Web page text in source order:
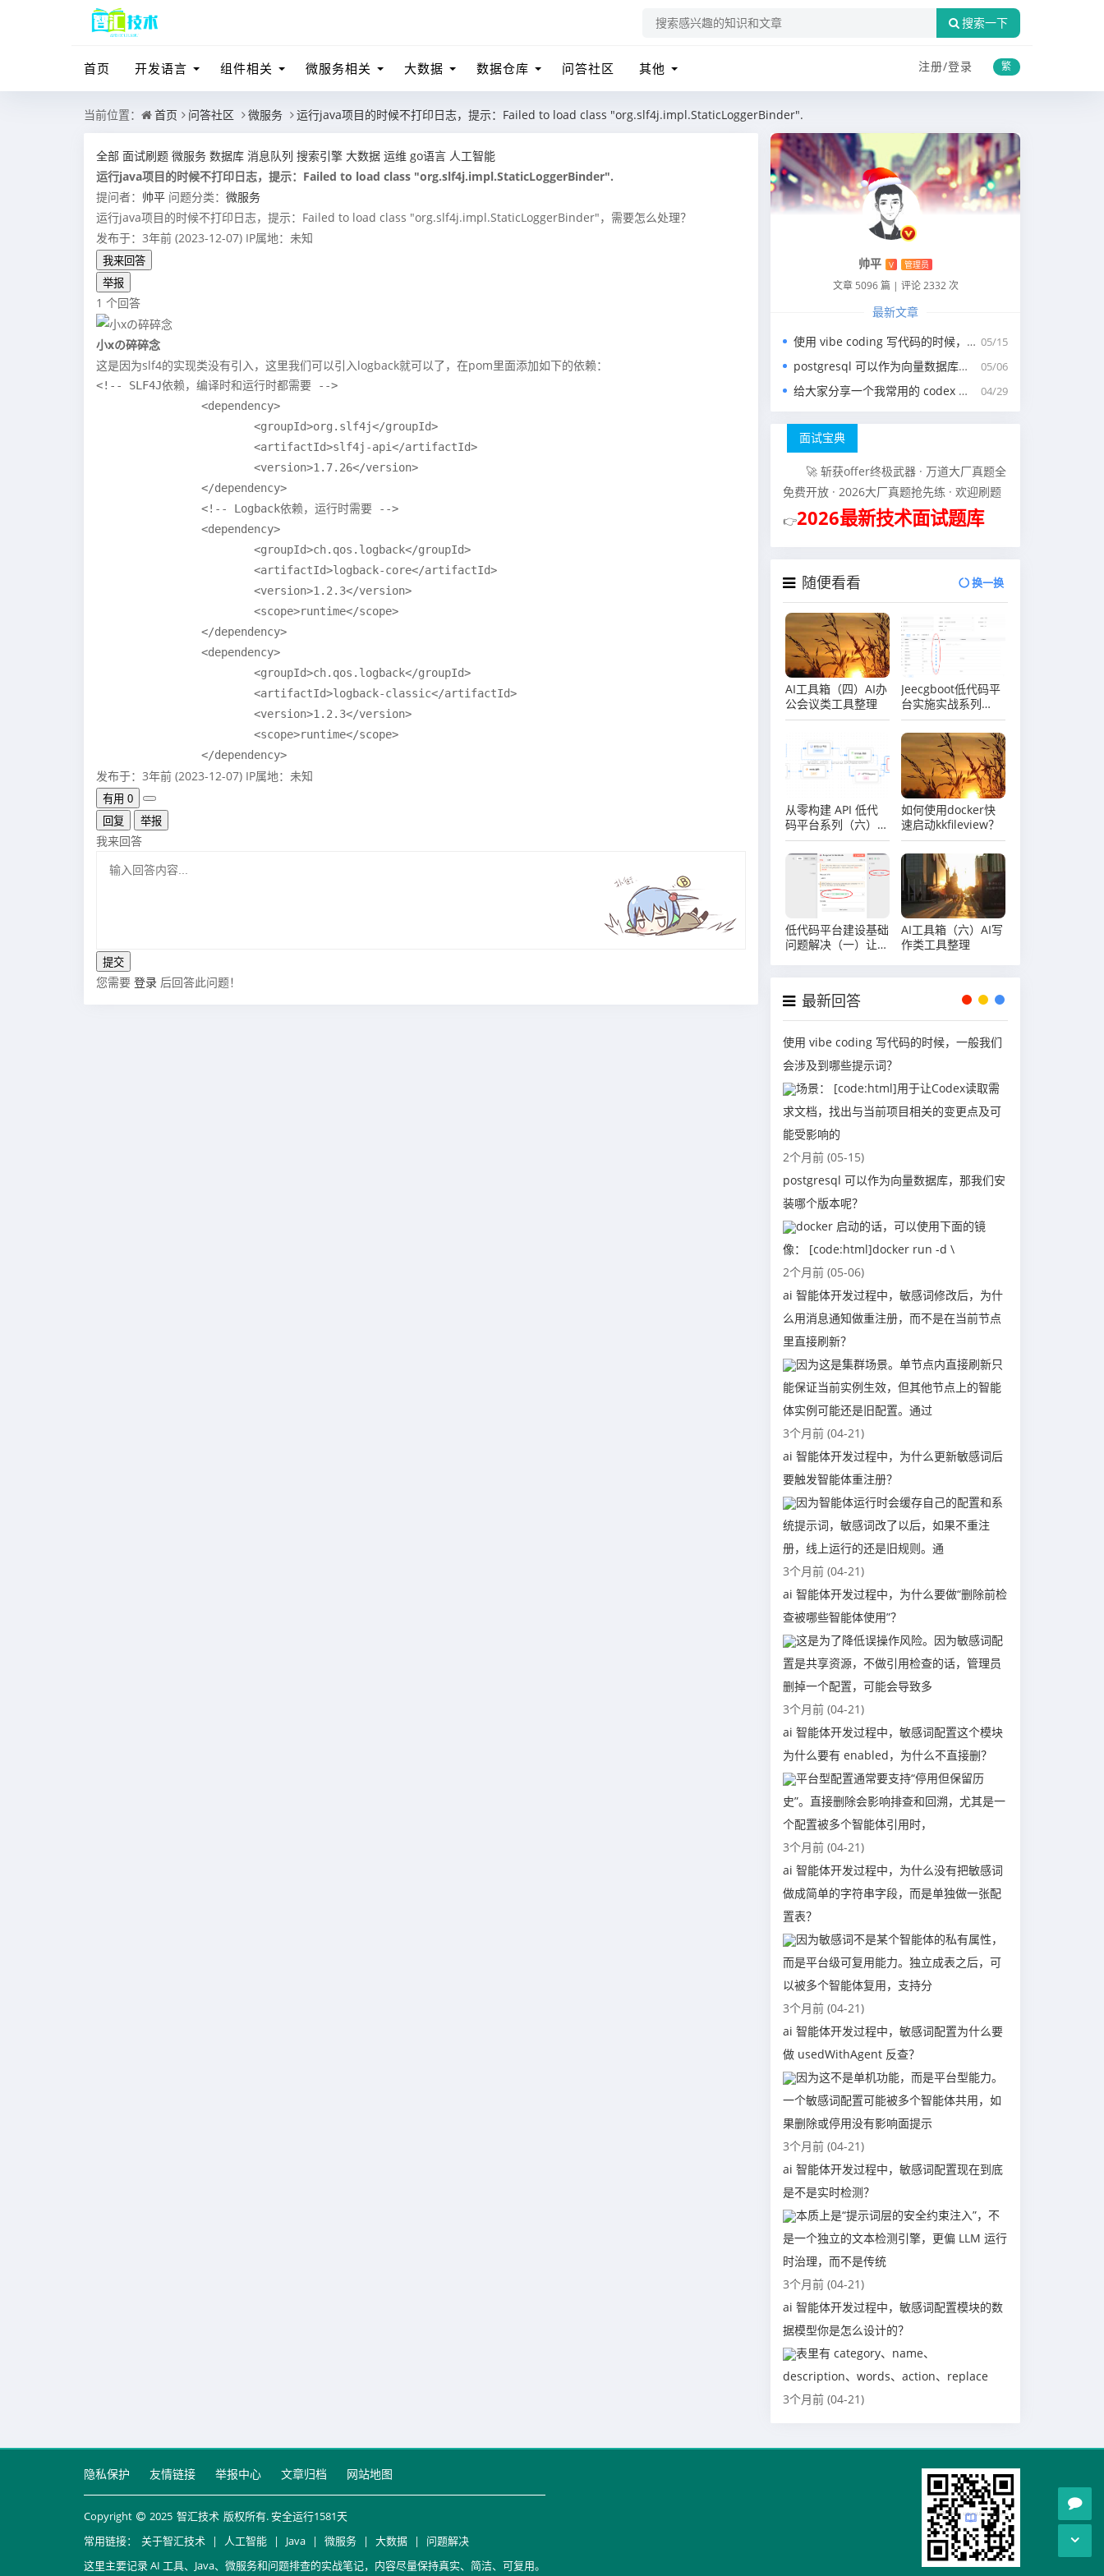
搜索一下
首页 开发语言 组件相关 微服务相关 大数据 数据仓库 问答社区 其他 注册/登录 繁
当前位置： 首页 问答社区 微服务 运行java项目的时候不打印日志，提示：Failed to load class "org.slf4j.impl.StaticLoggerBinder".
全部 面试刷题 微服务 数据库 消息队列 搜索引擎 大数据 运维 go语言 人工智能
运行java项目的时候不打印日志，提示：Failed to load class "org.slf4j.impl.StaticLoggerBinder".
提问者： 帅平 问题分类： 微服务
运行java项目的时候不打印日志，提示：Failed to load class "org.slf4j.impl.StaticLoggerBinder"，需要怎么处理？
发布于：3年前 (2023-12-07) IP属地：未知
我来回答
举报
1 个回答
小xの碎碎念
这是因为slf4的实现类没有引入，这里我们可以引入logback就可以了，在pom里面添加如下的依赖：
<!-- SLF4J依赖，编译时和运行时都需要 -->
		</dependency>
发布于：3年前 (2023-12-07) IP属地：未知
有用 0
回复
举报
我来回答
您需要 登录 后回答此问题！
帅平 V 管理员
文章 5096 篇 | 评论 2332 次
最新文章
05/15
使用 vibe coding 写代码的时候，一般我们会涉及到哪些提示词？
05/06
postgresql 可以作为向量数据库，那我们安装哪个版本呢？
04/29
给大家分享一个我常用的 codex 中的 agents.md 文件
面试宝典
🚀 斩获offer终极武器 · 万道大厂真题全
免费开放 · 2026大厂真题抢先练 · 欢迎刷题
👉2026最新技术面试题库
随便看看 换一换
AI工具箱（四）AI办
公会议类工具整理
Jeecgboot低代码平
台实施实战系列
（三）场景实战司机
管理之表单字段必填
从零构建 API 低代
码平台系列（六）可
视化流程编辑器实现
（上）
如何使用docker快
速启动kkfileview？
低代码平台建设基础
问题解决（一）让你
态字段提取
AI工具箱（六）AI写
作类工具整理
最新回答
使用 vibe coding 写代码的时候，一般我们
会涉及到哪些提示词？
场景： [code:html]用于让Codex读取需
求文档，找出与当前项目相关的变更点及可
能受影响的
2个月前 (05-15)
postgresql 可以作为向量数据库，那我们安
装哪个版本呢？
docker 启动的话，可以使用下面的镜
像： [code:html]docker run -d \
2个月前 (05-06)
ai 智能体开发过程中，敏感词修改后，为什
么用消息通知做重注册，而不是在当前节点
里直接刷新？
因为这是集群场景。单节点内直接刷新只
能保证当前实例生效，但其他节点上的智能
体实例可能还是旧配置。通过
3个月前 (04-21)
ai 智能体开发过程中，为什么更新敏感词后
要触发智能体重注册？
因为智能体运行时会缓存自己的配置和系
统提示词，敏感词改了以后，如果不重注
册，线上运行的还是旧规则。通
3个月前 (04-21)
ai 智能体开发过程中，为什么要做“删除前检
查被哪些智能体使用”？
这是为了降低误操作风险。因为敏感词配
置是共享资源，不做引用检查的话，管理员
删掉一个配置，可能会导致多
3个月前 (04-21)
ai 智能体开发过程中，敏感词配置这个模块
为什么要有 enabled，为什么不直接删？
平台型配置通常要支持“停用但保留历
史”。直接删除会影响排查和回溯，尤其是一
个配置被多个智能体引用时，
3个月前 (04-21)
ai 智能体开发过程中，为什么没有把敏感词
做成简单的字符串字段，而是单独做一张配
置表？
因为敏感词不是某个智能体的私有属性，
而是平台级可复用能力。独立成表之后，可
以被多个智能体复用，支持分
3个月前 (04-21)
ai 智能体开发过程中，敏感词配置为什么要
做 usedWithAgent 反查？
因为这不是单机功能，而是平台型能力。
一个敏感词配置可能被多个智能体共用，如
果删除或停用没有影响面提示
3个月前 (04-21)
ai 智能体开发过程中，敏感词配置现在到底
是不是实时检测？
本质上是“提示词层的安全约束注入”，不
是一个独立的文本检测引擎，更偏 LLM 运行
时治理，而不是传统
3个月前 (04-21)
ai 智能体开发过程中，敏感词配置模块的数
据模型你是怎么设计的？
表里有 category、name、
description、words、action、replace
3个月前 (04-21)
隐私保护 友情链接 举报中心 文章归档 网站地图
Copyright 2025 智汇技术 版权所有. 安全运行1581天
常用链接：
关于智汇技术 | 人工智能 | Java | 微服务 | 大数据 |
问题解决
这里主要记录 AI 工具、Java、微服务和问题排查的实战笔记，内容尽量保持真实、简洁、可复用。